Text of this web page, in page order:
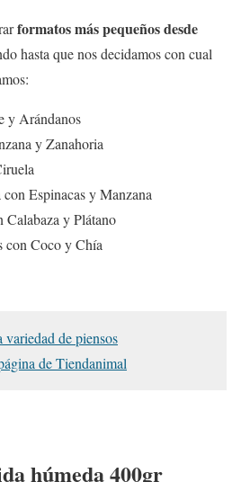
formatos más pequeños desde
hasta que nos decidamos con cual
y Arándanos
y Zanahoria
Espinacas y Manzana
Calabaza y Plátano
con Coco y Chía
variedad de piensos
de Tiendanimal
húmeda 400gr